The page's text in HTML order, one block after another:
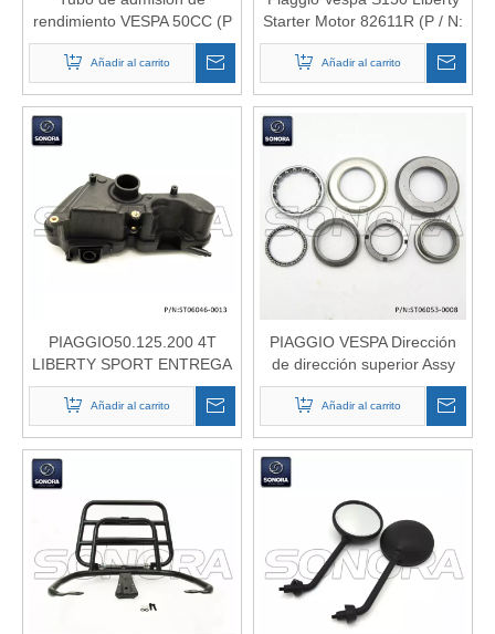
rendimiento VESPA 50CC (P
/ N: ST06049-0018) Calidad
superior
Añadir al carrito
Starter Motor 82611R (P / N:
ST04056-0026) Calidad
superior
Añadir al carrito
PIAGGIO50.125.200 4T
LIBERTY SPORT ENTREGA
RST NRG EXTREME
GILERA RUNNER
PureJetStalker Vespa LX
GTS Filtro de aire 849685
871271 (P / N: ST06046-
0013) Calidad superior
Añadir al carrito
PIAGGIO VESPA Dirección
de dirección superior Assy
650075 (P / N: ST06053-
0008) Calidad superior
Añadir al carrito